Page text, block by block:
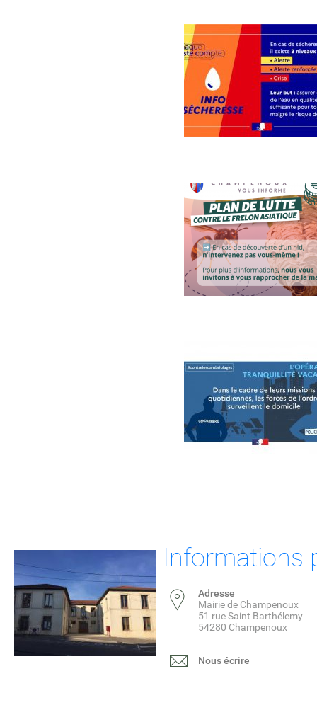
Informations
Adresse
Mairie de Champenoux
51 rue Saint Barthélemy
54280 Champenoux
Nous écrire